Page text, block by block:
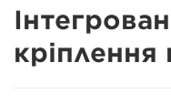
кріплення